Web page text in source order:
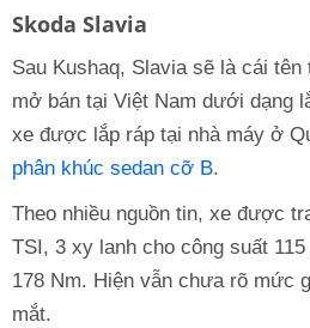
Skoda Slavia
Sau Kushaq, Slavia sẽ là cái
mở bán tại Việt Nam dưới dạng
xe được lắp ráp tại nhà máy ở
phân khúc sedan cỡ B.
Theo nhiều nguồn tin, xe được
TSI, 3 xy lanh cho công suất
178 Nm. Hiện vẫn chưa rõ mức
mắt.